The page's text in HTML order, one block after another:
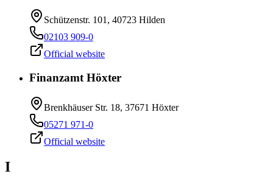
Schützenstr. 101, 40723 Hilden
02103 909-0
Official website
Finanzamt Höxter
Brenkhäuser Str. 18, 37671 Höxter
05271 971-0
Official website
I